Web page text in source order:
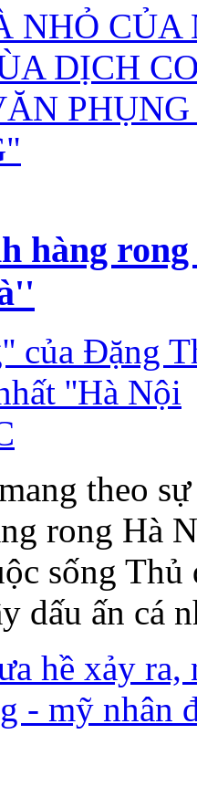
NHỎ
DỊCH
hàng
theo
rong Hà
sống
dấu ấn cá
hề xảy
- mỹ nhân